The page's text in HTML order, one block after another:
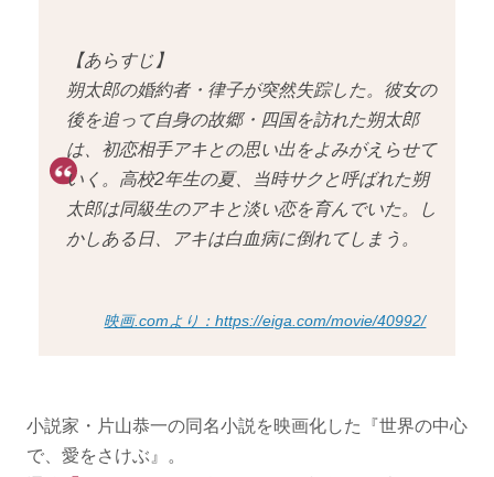
【あらすじ】
朔太郎の婚約者・律子が突然失踪した。彼女の
後を追って自身の故郷・四国を訪れた朔太郎
は、初恋相手アキとの思い出をよみがえらせて
いく。高校2年生の夏、当時サクと呼ばれた朔
太郎は同級生のアキと淡い恋を育んでいた。し
かしある日、アキは白血病に倒れてしまう。
映画.comより：https://eiga.com/movie/40992/
小説家・片山恭一の同名小説を映画化した『世界の中心
で、愛をさけぶ』。